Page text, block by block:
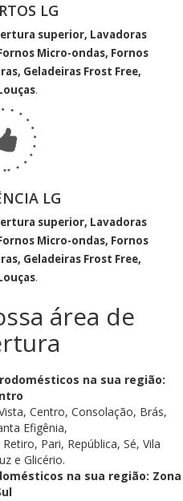
LG
superior, Lavadoras
Micro-ondas, Fornos
Geladeiras Frost Free,
.
LG
superior, Lavadoras
Micro-ondas, Fornos
Geladeiras Frost Free,
.
área de
na sua região:
Centro, Consolação, Brás,
Efigênia,
Pari, República, Sé, Vila
e Glicério.
na sua região: Zona